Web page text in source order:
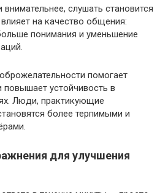
слушать становится
на качество общения:
понимания и уменьшение
помогает
устойчивость в
Люди, практикующие
более терпимыми и
для улучшения